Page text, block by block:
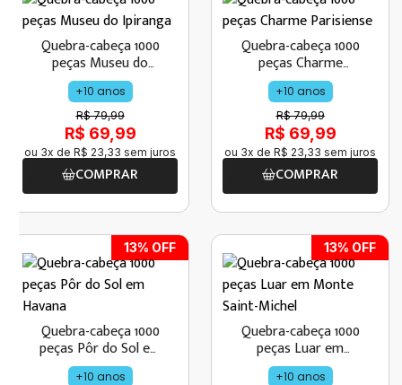
Quebra-cabeça 1000
peças Museu do
Ipiranga
+10 anos
R$ 79,99
R$ 69,99
ou 3x de R$ 23,33 sem juros
COMPRAR
Quebra-cabeça 1000
peças Charme
Parisiense
+10 anos
R$ 79,99
R$ 69,99
ou 3x de R$ 23,33 sem juros
COMPRAR
13% OFF
Quebra-cabeça 1000
peças Pôr do Sol em
Havana
+10 anos
13% OFF
Quebra-cabeça 1000
peças Luar em
Monte Saint-Michel
+10 anos